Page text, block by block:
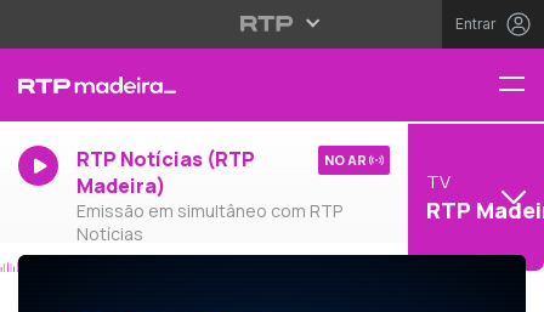
Entrar
RTP Notícias (RTP
Madeira)
Emissão em simultâneo com RTP
Notícias
NO AR
TV
RTP